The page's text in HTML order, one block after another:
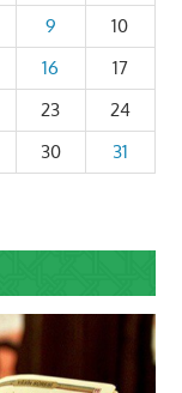
9
10
16
17
23
24
30 31